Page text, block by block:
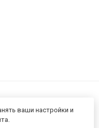
ваши настройки и